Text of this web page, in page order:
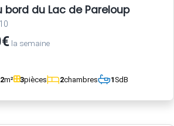
bord du Lac de Pareloup
la semaine
m² 3pièces 2chambres 1SdB